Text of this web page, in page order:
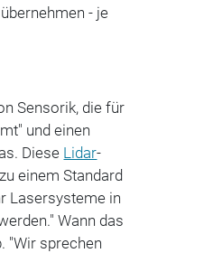
- je
Sensorik, die für
und einen
Diese Lidar-
einem Standard
Lasersysteme in
Wann das
"Wir sprechen